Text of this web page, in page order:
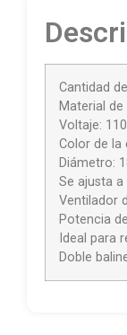
Cantidad
Material
Voltaje:
Color de la
Diámetro:
Se ajusta
Ventilador
Potencia
Ideal para
Doble